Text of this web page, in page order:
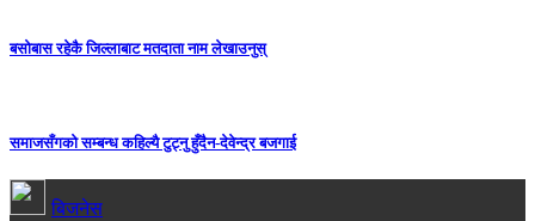
बसोबास रहेकै जिल्लाबाट मतदाता नाम लेखाउनुस्
समाजसँगको सम्बन्ध कहिल्यै टुट्नु हुँदैन-देवेन्द्र बजगाई
बिजनेस